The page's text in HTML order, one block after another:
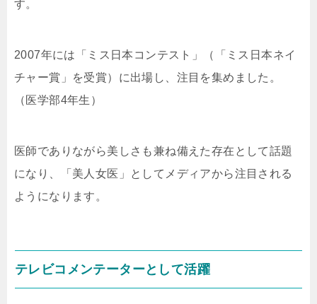
す。
2007年には「ミス日本コンテスト」（「ミス日本ネイ
チャー賞」を受賞）に出場し、注目を集めました。
（医学部4年生）
医師でありながら美しさも兼ね備えた存在として話題
になり、「美人女医」としてメディアから注目される
ようになります。
テレビコメンテーターとして活躍